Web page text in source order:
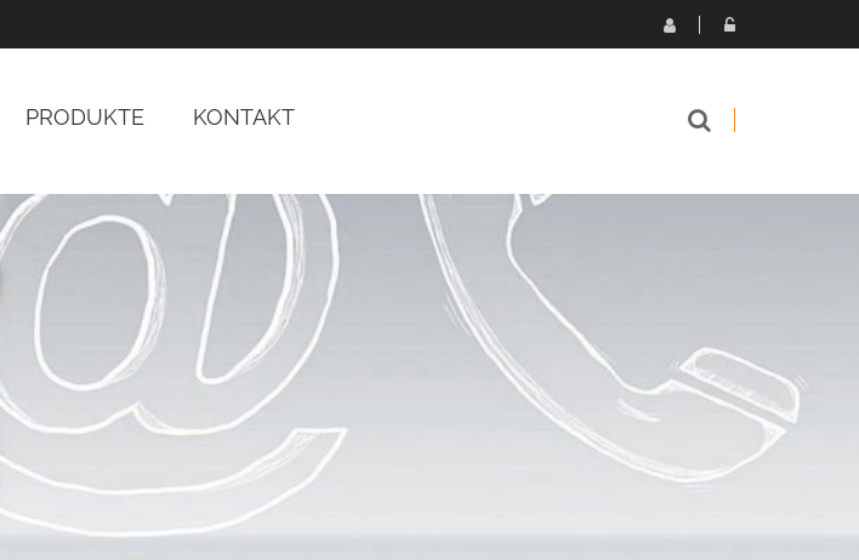
PRODUKTE KONTAKT